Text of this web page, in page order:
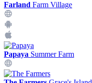
Farland Farm Village
Papaya Summer Farm